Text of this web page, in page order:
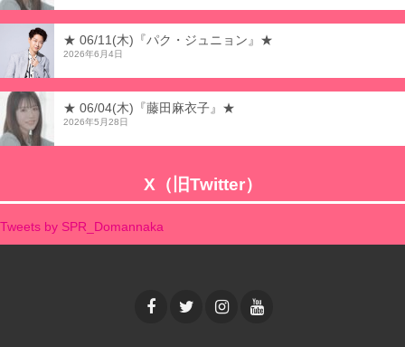
★ 06/11(木)『パク・ジュニョン』★
2026年6月4日
★ 06/04(木)『藤田麻衣子』★
2026年5月28日
X（旧Twitter）
Tweets by SPR_Domannaka